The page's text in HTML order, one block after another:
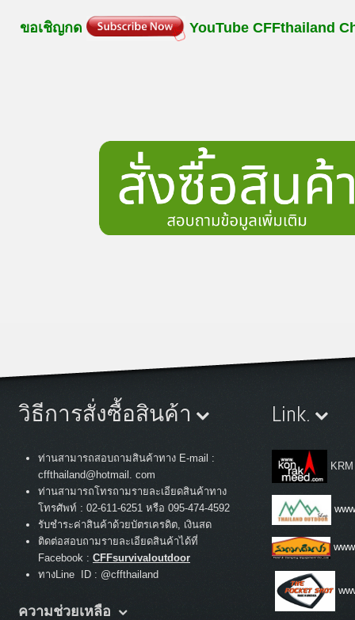
ขอเชิญกด YouTube CFFthailand
วิธีการสั่งซื้อสินค้า
ท่านสามารถสอบถามสินค้าทาง E-mail :
cffthailand@hotmail. com
ท่านสามารถโทรถามรายละเอียดสินค้าทาง
โทรศัพท์ : 02-611-6251 หรือ 095-474-4592
รับชำระค่าสินค้าด้วยบัตรเครดิต, เงินสด
ติดต่อสอบถามรายละเอียดสินค้าได้ที่
Facebook : CFFsurvivaloutdoor
ทางLine ID : @cffthailand
ความช่วยเหลือ
Link.
KRM